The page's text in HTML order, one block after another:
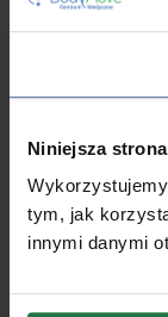
Niniejsza
tym, jak
innymi danymi